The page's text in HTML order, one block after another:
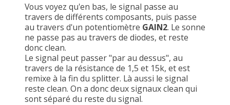
Vous voyez qu'en bas, le signal passe au
travers de différents composants, puis passe
au travers d'un potentiomètre GAIN2. Le sonne
ne passe pas au travers de diodes, et reste
donc clean.
Le signal peut passer "par au dessus", au
travers de la résistance de 1,5 et 15k, et est
remixe à la fin du splitter. Là aussi le signal
reste clean. On a donc deux signaux clean qui
sont séparé du reste du signal.